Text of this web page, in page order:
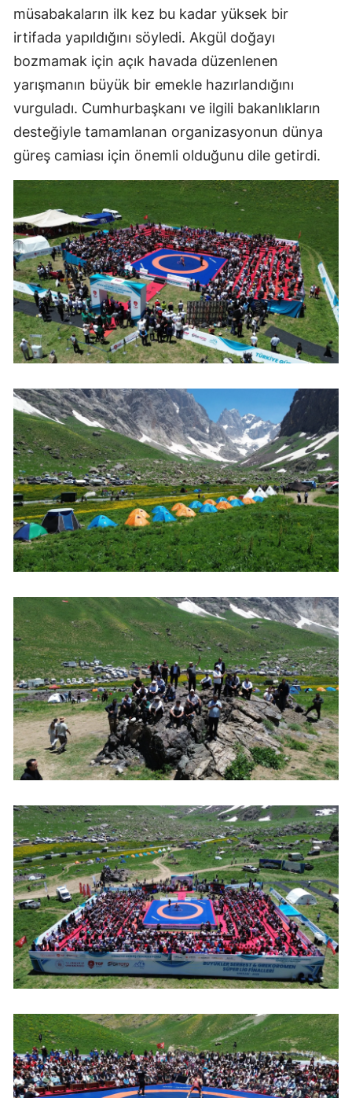
müsabakaların ilk kez bu kadar yüksek bir
irtifada yapıldığını söyledi. Akgül doğayı
bozmamak için açık havada düzenlenen
yarışmanın büyük bir emekle hazırlandığını
vurguladı. Cumhurbaşkanı ve ilgili bakanlıkların
desteğiyle tamamlanan organizasyonun dünya
güreş camiası için önemli olduğunu dile getirdi.